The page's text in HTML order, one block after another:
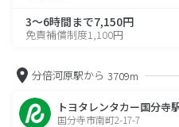
3～6時間まで7,150円
免責補償制度1,100円
分倍河原駅から 3709m
トヨタレンタカー国分寺
国分寺市南町2-17-7